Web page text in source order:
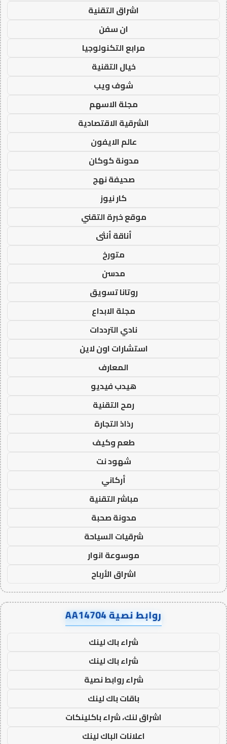
اشراق التقنية
ان سفن
مرابع التكنولوجيا
خيال التقنية
شوف ويب
مجلة الاسهم
الشرقية الاقتصادية
عالم الايفون
مدونة كوكان
صحيفة نهج
كار نيوز
موقع خبرة التقني
أناقة أنثى
متورخ
مدسن
روتانا تسويق
مجلة الابداع
نادي الترددات
استشارات اون لاين
المعارف
هيدب فيديو
رمح التقنية
رذاذ التجارة
طعم وكيف
شهود نت
أركاني
مباشر التقنية
مدونة صحبة
شرقيات السياحة
موسوعة انوار
اشراق الأرباح
روابط نصية AA14704
شراء باك لينك
شراء باك لينك
شراء روابط نصية
باقات باك لينك
اشراق لنك، شراء باكلينكات
اعلانات الباك لينك